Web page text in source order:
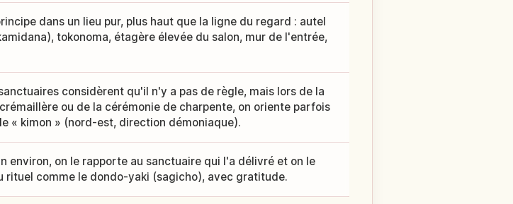
dans un lieu pur, plus haut que la ligne du regard : autel
tokonoma, étagère élevée du salon, mur de l'entrée,
considèrent qu'il n'y a pas de règle, mais lors de la
ou de la cérémonie de charpente, on oriente parfois
« kimon » (nord-est, direction démoniaque).
environ, on le rapporte au sanctuaire qui l'a délivré et on le
rituel comme le dondo-yaki (sagicho), avec gratitude.